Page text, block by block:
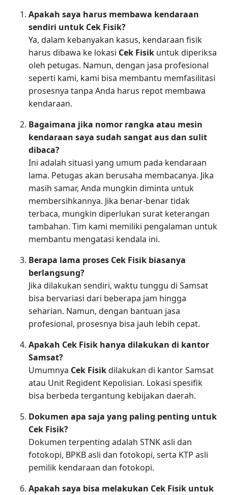
Apakah saya harus membawa kendaraan
sendiri untuk Cek Fisik?
Ya, dalam kebanyakan kasus, kendaraan fisik
harus dibawa ke lokasi Cek Fisik untuk diperiksa
oleh petugas. Namun, dengan jasa profesional
seperti kami, kami bisa membantu memfasilitasi
prosesnya tanpa Anda harus repot membawa
kendaraan.
Bagaimana jika nomor rangka atau mesin
kendaraan saya sudah sangat aus dan sulit
dibaca?
Ini adalah situasi yang umum pada kendaraan
lama. Petugas akan berusaha membacanya. Jika
masih samar, Anda mungkin diminta untuk
membersihkannya. Jika benar-benar tidak
terbaca, mungkin diperlukan surat keterangan
tambahan. Tim kami memiliki pengalaman untuk
membantu mengatasi kendala ini.
Berapa lama proses Cek Fisik biasanya
berlangsung?
Jika dilakukan sendiri, waktu tunggu di Samsat
bisa bervariasi dari beberapa jam hingga
seharian. Namun, dengan bantuan jasa
profesional, prosesnya bisa jauh lebih cepat.
Apakah Cek Fisik hanya dilakukan di kantor
Samsat?
Umumnya Cek Fisikdilakukan di kantor Samsat
atau Unit Regident Kepolisian. Lokasi spesifik
bisa berbeda tergantung kebijakan daerah.
Dokumen apa saja yang paling penting untuk
Cek Fisik?
Dokumen terpenting adalah STNK asli dan
fotokopi, BPKB asli dan fotokopi, serta KTP asli
pemilik kendaraan dan fotokopi.
Apakah saya bisa melakukan Cek Fisik untuk